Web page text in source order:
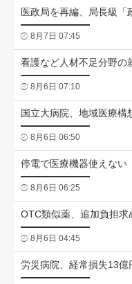
医政局を再編、局長級
8月7日 07:45
看護など人材不足分野の
8月6日 07:10
国立大病院、地域医療
8月6日 06:50
停電で医療機器使えない
8月6日 06:25
OTC類似薬、追加負担求
8月6日 04:45
労災病院、経常損失13億